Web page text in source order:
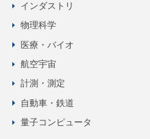
インダストリ
物理科学
医療・バイオ
航空宇宙
計測・測定
自動車・鉄道
量子コンピュータ